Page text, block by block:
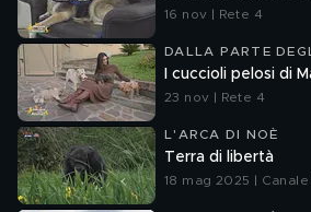
16 nov | Rete 4
DALLA PARTE
I cuccioli pelosi di
23 nov | Rete 4
L'ARCA DI NOÈ
Terra di libertà
18 mag 2025 | Canale